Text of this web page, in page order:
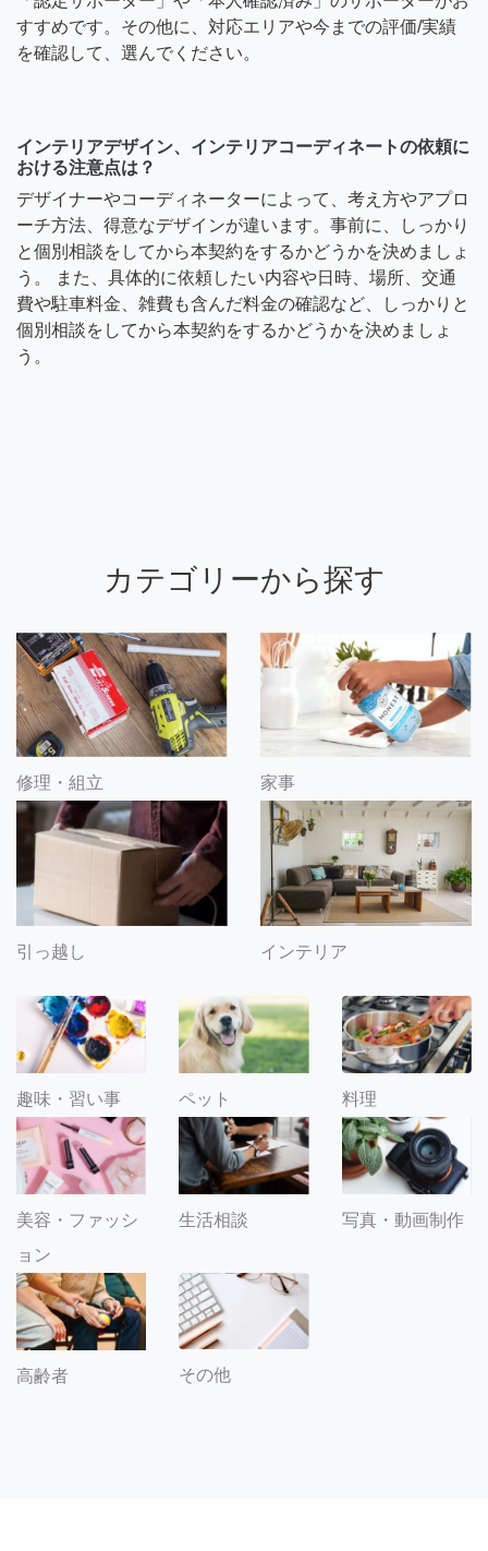
すすめです。その他に、対応エリアや今までの評価/実績
を確認して、選んでください。
インテリアデザイン、インテリアコーディネートの依頼に
おける注意点は？
デザイナーやコーディネーターによって、考え方やアプロ
ーチ方法、得意なデザインが違います。事前に、しっかり
と個別相談をしてから本契約をするかどうかを決めましょ
う。 また、具体的に依頼したい内容や日時、場所、交通
費や駐車料金、雑費も含んだ料金の確認など、しっかりと
個別相談をしてから本契約をするかどうかを決めましょ
う。
カテゴリーから探す
修理・組立 家事
引っ越し インテリア
趣味・習い事 ペット 料理
美容・ファッシ
ョン
生活相談 写真・動画制作
高齢者 その他